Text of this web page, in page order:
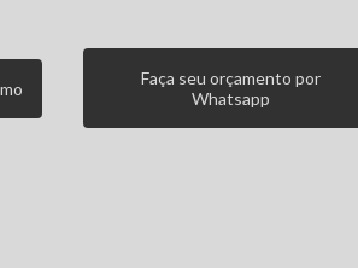
Faça seu orçamento por
Whatsapp